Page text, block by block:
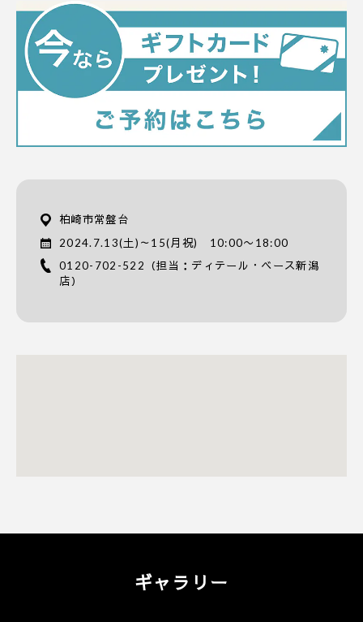
柏崎市常盤台
2024.7.13(土)～15(月祝) 10:00〜18:00
0120-702-522
（担当：ディテール・ベース新潟
店）
ギャラリー